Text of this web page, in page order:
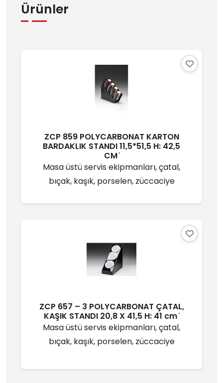
Ürünler
ZCP 859 POLYCARBONAT KARTON
BARDAKLIK STANDI 11,5*51,5 H: 42,5
CM ̇
Masa üstü servis ekipmanları, çatal,
bıçak, kaşık, porselen, züccaciye
ZCP 657 – 3 POLYCARBONAT ÇATAL,
KAŞIK STANDI 20,8 X 41,5 H: 41 cm ̇
Masa üstü servis ekipmanları, çatal,
bıçak, kaşık, porselen, züccaciye